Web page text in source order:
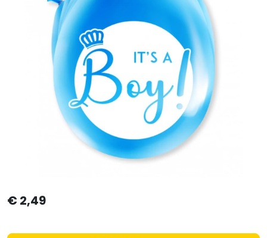
€ 2,49